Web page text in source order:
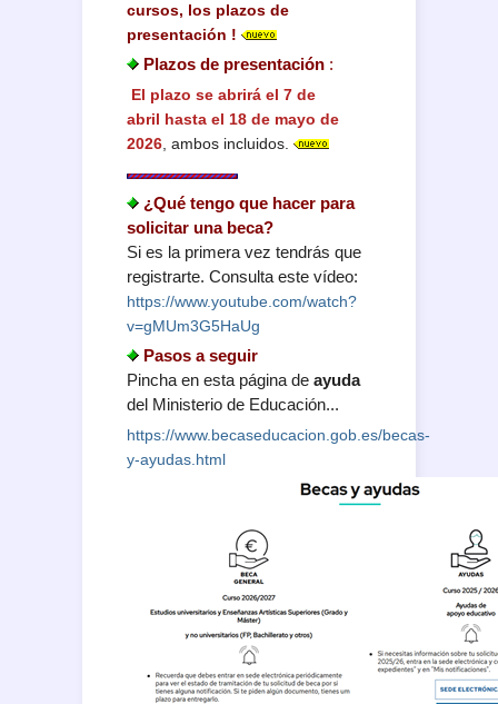
cursos, los plazos de
presentación !
Plazos de presentación :
El plazo se abrirá el 7 de
abril hasta el 18 de mayo de
2026 , ambos incluidos.
¿Qué tengo que hacer para
solicitar una beca?
Si es la primera vez tendrás que
registrarte. Consulta este vídeo:
https://www.youtube.com/watch?
v=gMUm3G5HaUg
Pasos a seguir
Pincha en esta página de ayuda
del Ministerio de Educación...
https://www.becaseducacion.gob.es/becas-
y-ayudas.html